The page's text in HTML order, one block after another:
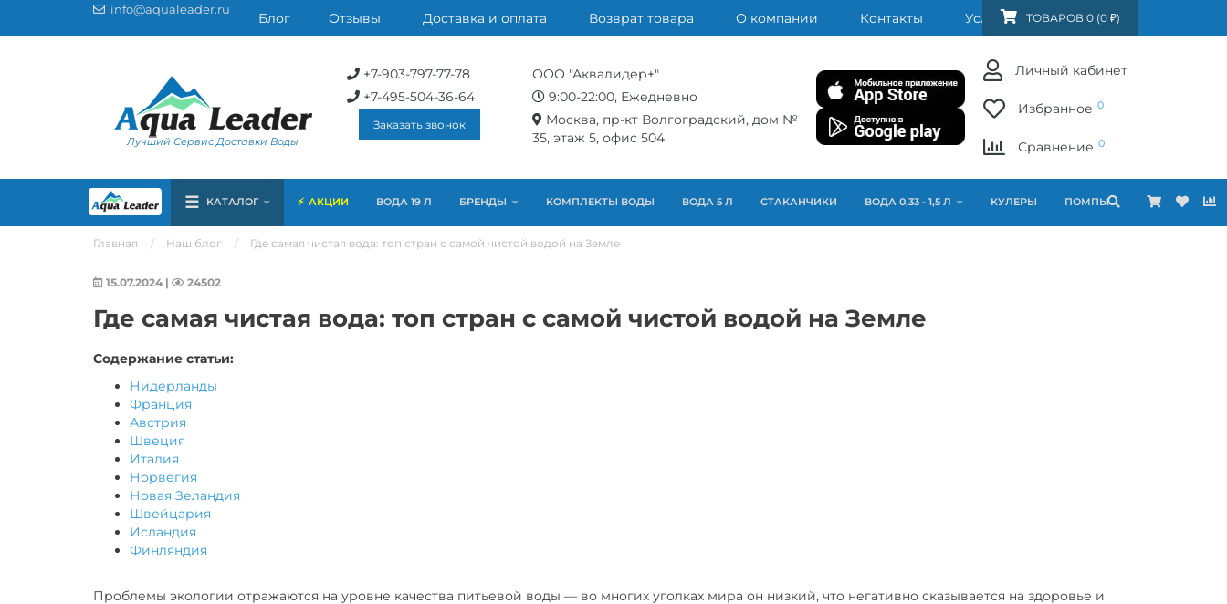
info@aqualeader.ru
Блог Отзывы Доставка и оплата Возврат товара О компании Контакты Услуги FAQ
ТОВАРОВ 0 (0 ₽)
Лучший Сервис Доставки Воды
+7-903-797-77-78
+7-495-504-36-64
Заказать звонок
ООО "Аквалидер+"
9:00-22:00, Ежедневно
Москва, пр-кт Волгоградский, дом №
35, этаж 5, офис 504
Личный кабинет
Избранное 0
Сравнение 0
☰ КАТАЛОГ АКЦИИ ВОДА 19 Л БРЕНДЫ КОМПЛЕКТЫ ВОДЫ ВОДА 5 Л СТАКАНЧИКИ ВОДА 0,33 - 1,5 Л КУЛЕРЫ ПОМПЫ
Главная Наш блог Где самая чистая вода: топ стран с самой чистой водой на Земле
15.07.2024 | 24502
Где самая чистая вода: топ стран с самой чистой водой на Земле
Содержание статьи:
Нидерланды
Франция
Австрия
Швеция
Италия
Норвегия
Новая Зеландия
Швейцария
Исландия
Финляндия
Проблемы экологии отражаются на уровне качества питьевой воды — во многих уголках мира он низкий, что негативно сказывается на здоровье и